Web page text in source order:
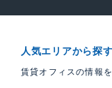
人気エリアから探す
賃貸オフィスの情報